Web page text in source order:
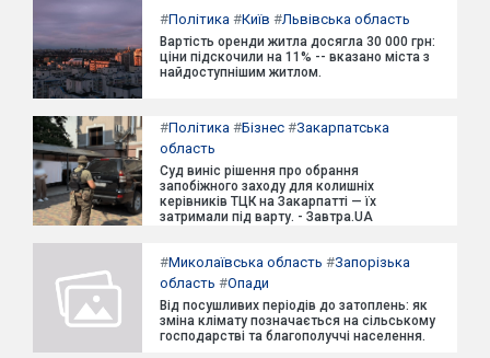
#Політика #Київ #Львівська область
Вартість оренди житла досягла 30 000 грн:
ціни підскочили на 11% -- вказано міста з
найдоступнішим житлом.
#Політика #Бізнес #Закарпатська
область
Суд виніс рішення про обрання
запобіжного заходу для колишніх
керівників ТЦК на Закарпатті — їх
затримали під варту. - Завтра.UA
#Миколаївська область #Запорізька
область #Опади
Від посушливих періодів до затоплень: як
зміна клімату позначається на сільському
господарстві та благополуччі населення.